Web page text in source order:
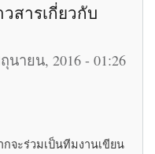
สารเกี่ยวกับ
นายน, 2016 - 01:26
จะร่วมเป็นทีมงานเขียน